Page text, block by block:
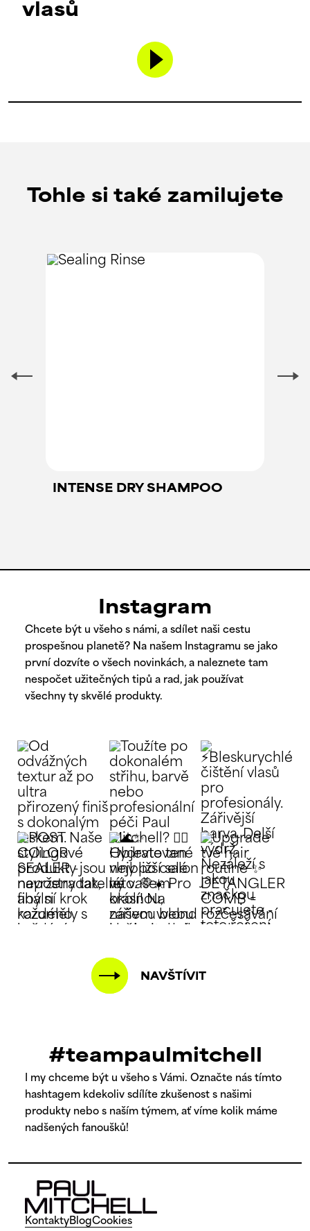
vlasů
Tohle si také zamilujete
INTENSE DRY SHAMPOO
Instagram
Chcete být u všeho s námi, a sdílet naši cestu
prospešnou planetě? Na našem Instagramu se jako
první dozvíte o všech novinkách, a naleznete tam
nespočet užitečných tipů a rad, jak používat
všechny ty skvělé produkty.
NAVŠTÍVIT
#teampaulmitchell
I my chceme být u všeho s Vámi. Označte nás tímto
hashtagem kdekoliv sdílíte zkušenost s našimi
produkty nebo s naším týmem, ať víme kolik máme
nadšených fanoušků!
KontaktyBlogCookies